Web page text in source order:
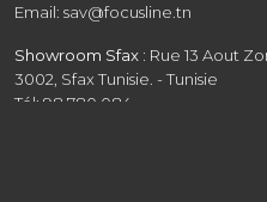
Email: sav@focusline.tn
Showroom Sfax : Rue 13 Aout
3002, Sfax Tunisie. - Tunisie
Tél: 98 780 084